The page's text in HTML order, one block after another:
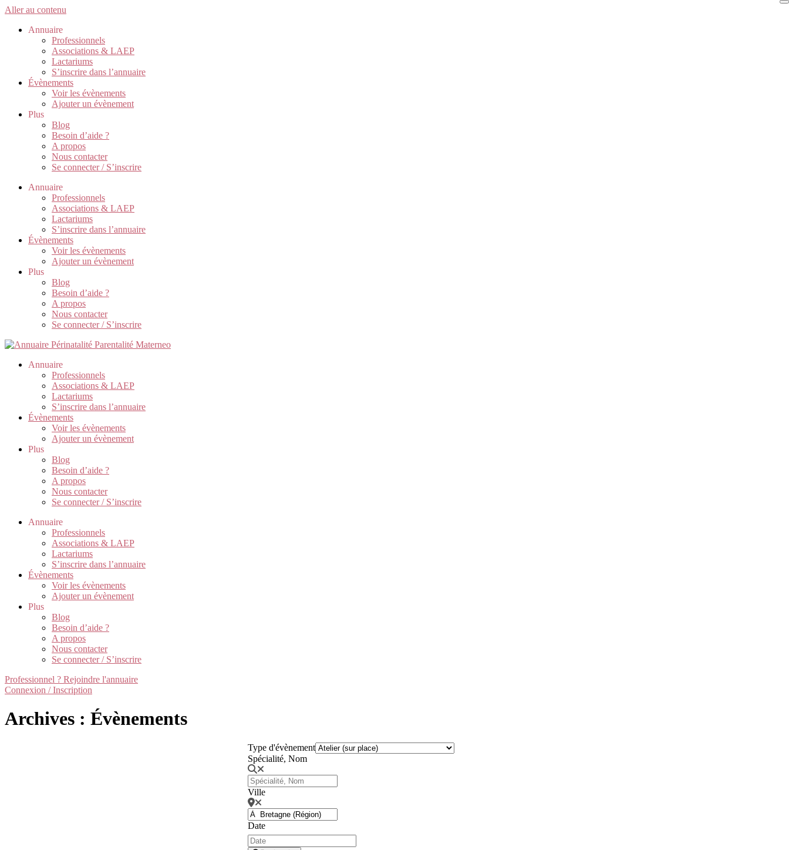
Aller au contenu
Annuaire
Professionnels
Associations & LAEP
Lactariums
S’inscrire dans l’annuaire
Évènements
Voir les évènements
Ajouter un évènement
Plus
Blog
Besoin d’aide ?
A propos
Nous contacter
Se connecter / S’inscrire
Annuaire
Professionnels
Associations & LAEP
Lactariums
S’inscrire dans l’annuaire
Évènements
Voir les évènements
Ajouter un évènement
Plus
Blog
Besoin d’aide ?
A propos
Nous contacter
Se connecter / S’inscrire
Annuaire
Professionnels
Associations & LAEP
Lactariums
S’inscrire dans l’annuaire
Évènements
Voir les évènements
Ajouter un évènement
Plus
Blog
Besoin d’aide ?
A propos
Nous contacter
Se connecter / S’inscrire
Annuaire
Professionnels
Associations & LAEP
Lactariums
S’inscrire dans l’annuaire
Évènements
Voir les évènements
Ajouter un évènement
Plus
Blog
Besoin d’aide ?
A propos
Nous contacter
Se connecter / S’inscrire
Professionnel ? Rejoindre l'annuaire
Connexion / Inscription
Archives : Évènements
Type d'évènement
Spécialité, Nom
Ville
Date